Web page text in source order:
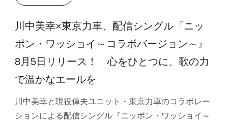
川中美幸×東京力車、配信シングル『ニッ
ポン・ワッショイ～コラボバージョン～』
8月5日リリース！ 心をひとつに、歌の力
で温かなエールを
川中美幸と現役俥夫ユニット・東京力車のコラボレー
ションによる配信シングル『ニッポン・ワッショイ～